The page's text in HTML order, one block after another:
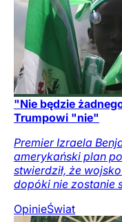
"Nie będzie
Trumpowi "nie"
Premier Izraela
amerykański plan
stwierdził, że
dopóki nie zostanie
OpinieŚwiat